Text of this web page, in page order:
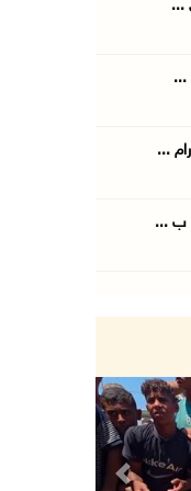
...
...
ب ...
...
Previous